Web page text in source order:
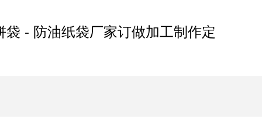
- 防油纸袋厂家订做加工制作定